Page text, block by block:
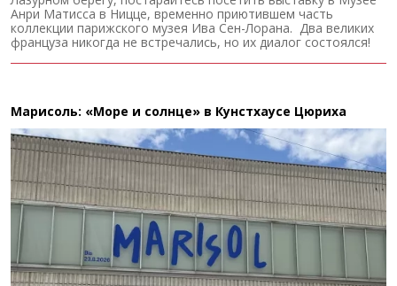
Анри Матисса в Ницце, временно приютившем часть
коллекции парижского музея Ива Сен-Лорана. Два великих
француза никогда не встречались, но их диалог состоялся!
Марисоль: «Море и солнце» в Кунстхаусе Цюриха